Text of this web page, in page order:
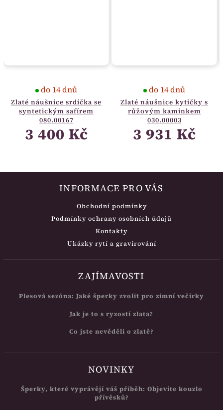
Zlaté náušnice srdíčka se
syntetickým safírem
080.00167
do 14 dnů
3 400 Kč
Zlaté náušnice kytičky s
růžovým kamínkem
030.00003
do 14 dnů
3 931 Kč
INFORMACE PRO VÁS
Obchodní podmínky
Podmínky ochrany osobních údajů
Kontakty
Ukázky rytí a gravírování
ZAJÍMAVOSTI
Plesová sezóna: Jaké šperky zvolit pro zimní večírky
Jak je to s ryzostí zlata?
Co jste nevěděli o zlatě?
NOVINKY
Šperky, které vyprávějí váš příběh: Objevíte kouzlo
přívěsků?